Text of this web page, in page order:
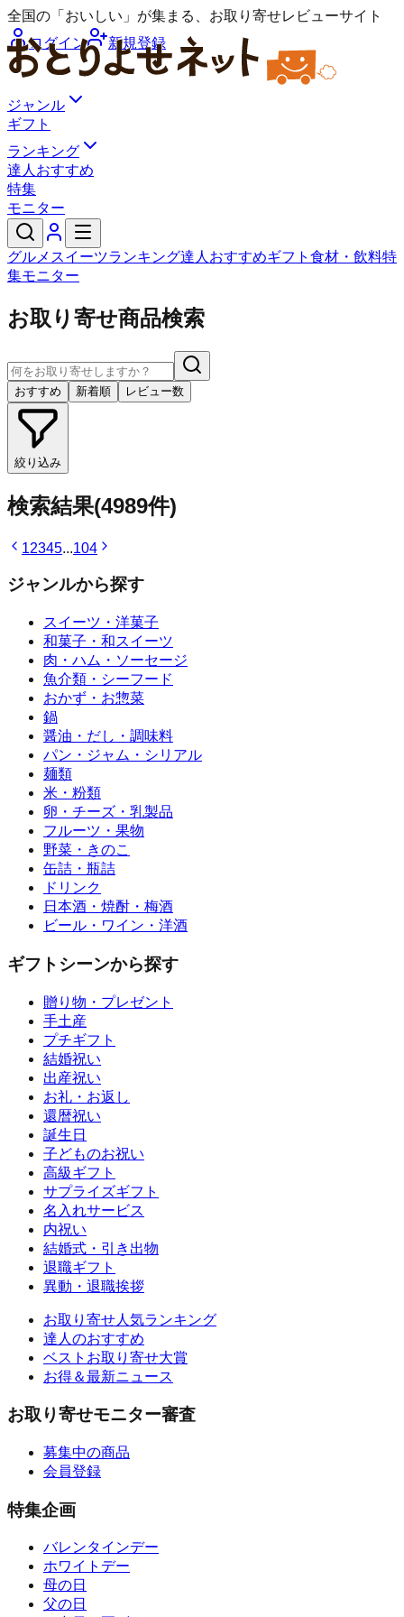
全国の「おいしい」が集まる、お取り寄せレビューサイト
ログイン
新規登録
ジャンル
ギフト
ランキング
達人おすすめ
特集
モニター
グルメ スイーツランキング達人おすすめギフト 食材・飲料特
集モニター
お取り寄せ商品検索
おすすめ 新着順 レビュー数
絞り込み
検索結果(4989件)
12345...104
ジャンルから探す
スイーツ・洋菓子
和菓子・和スイーツ
肉・ハム・ソーセージ
魚介類・シーフード
おかず・お惣菜
鍋
醤油・だし・調味料
パン・ジャム・シリアル
麺類
米・粉類
卵・チーズ・乳製品
フルーツ・果物
野菜・きのこ
缶詰・瓶詰
ドリンク
日本酒・焼酎・梅酒
ビール・ワイン・洋酒
ギフトシーンから探す
贈り物・プレゼント
手土産
プチギフト
結婚祝い
出産祝い
お礼・お返し
還暦祝い
誕生日
子どものお祝い
高級ギフト
サプライズギフト
名入れサービス
内祝い
結婚式・引き出物
退職ギフト
異動・退職挨拶
お取り寄せ人気ランキング
達人のおすすめ
ベストお取り寄せ大賞
お得＆最新ニュース
お取り寄せモニター審査
募集中の商品
会員登録
特集企画
バレンタインデー
ホワイトデー
母の日
父の日